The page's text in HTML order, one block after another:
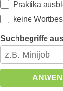
Praktika
keine
Suchbegriffe